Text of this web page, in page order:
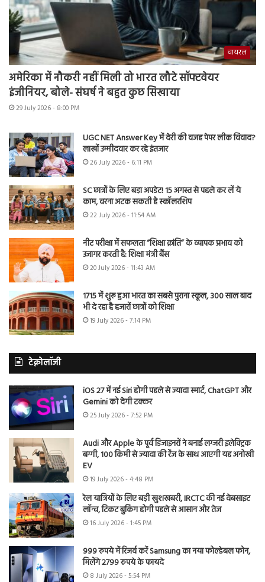
वायरल
अमेरिका में नौकरी नहीं मिली तो भारत लौटे सॉफ्टवेयर
इंजीनियर, बोले- संघर्ष ने बहुत कुछ सिखाया
29 July 2026 - 8:00 PM
UGC NET Answer Key में देरी की वजह पेपर लीक विवाद?
लाखों उम्मीदवार कर रहे इंतजार
26 July 2026 - 6:11 PM
SC छात्रों के लिए बड़ा अपडेट! 15 अगस्त से पहले कर लें ये
काम, वरना अटक सकती है स्कॉलरशिप
22 July 2026 - 11:54 AM
नीट परीक्षा में सफलता “शिक्षा क्रांति” के व्यापक प्रभाव को
उजागर करती है: शिक्षा मंत्री बैंस
20 July 2026 - 11:43 AM
1715 में शुरू हुआ भारत का सबसे पुराना स्कूल, 300 साल बाद
भी दे रहा है हजारों छात्रों को शिक्षा
19 July 2026 - 7:14 PM
टेक्नोलॉजी
iOS 27 में नई Siri होगी पहले से ज्यादा स्मार्ट, ChatGPT और
Gemini को देगी टक्कर
25 July 2026 - 7:52 PM
Audi और Apple के पूर्व डिजाइनरों ने बनाई लग्जरी इलेक्ट्रिक
बग्गी, 100 किमी से ज्यादा की रेंज के साथ आएगी यह अनोखी
EV
19 July 2026 - 4:48 PM
रेल यात्रियों के लिए बड़ी खुशखबरी, IRCTC की नई वेबसाइट
लॉन्च, टिकट बुकिंग होगी पहले से आसान और तेज
16 July 2026 - 1:45 PM
999 रुपये में रिजर्व करें Samsung का नया फोल्डेबल फोन,
मिलेंगे 2799 रुपये के फायदे
8 July 2026 - 5:54 PM